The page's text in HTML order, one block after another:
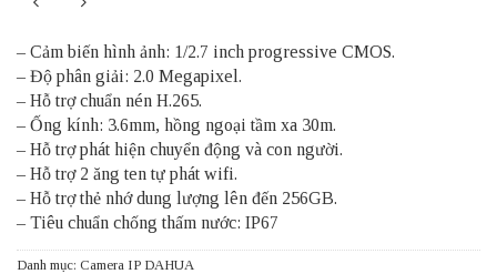
– Cảm biến hình ảnh: 1/2.7 inch progressive CMOS.
– Độ phân giải: 2.0 Megapixel.
– Hỗ trợ chuẩn nén H.265.
– Ống kính: 3.6mm, hồng ngoại tầm xa 30m.
– Hỗ trợ phát hiện chuyển động và con người.
– Hỗ trợ 2 ăng ten tự phát wifi.
– Hỗ trợ thẻ nhớ dung lượng lên đến 256GB.
– Tiêu chuẩn chống thấm nước: IP67
Danh mục: Camera IP DAHUA